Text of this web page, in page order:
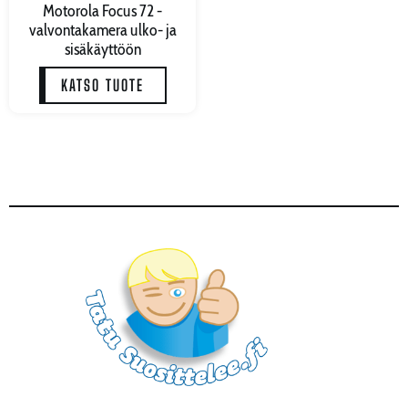
Motorola Focus 72 -
valvontakamera ulko- ja
sisäkäyttöön
KATSO TUOTE